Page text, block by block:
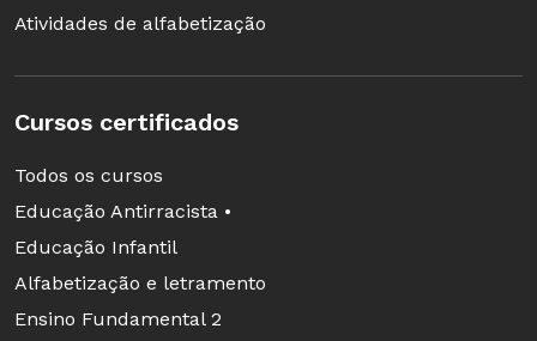
Atividades de alfabetização
Cursos certificados
Todos os cursos
Educação Antirracista •
Educação Infantil
Alfabetização e letramento
Ensino Fundamental 2